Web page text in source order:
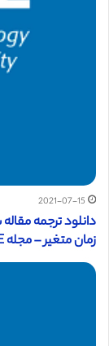
2021-07-15
دانلود ترجمه
زمان متغیر – مجله IEEE